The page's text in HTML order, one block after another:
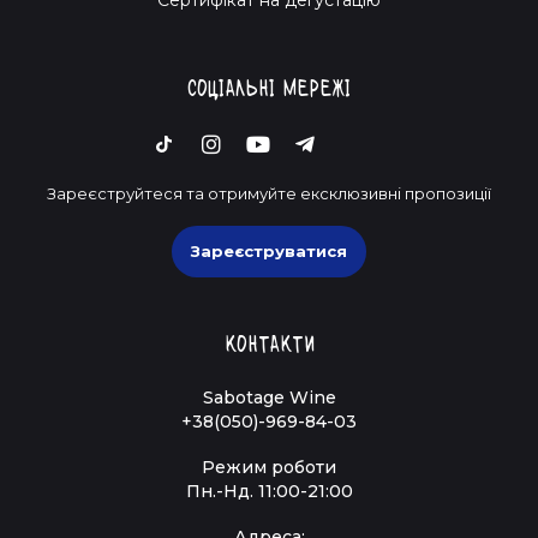
Соціальні мережі
Зареєструйтеся та отримуйте ексклюзивні пропозиції
Зареєструватися
Контакти
Sabotage Wine
+38(050)-969-84-03
Режим роботи
Пн.-Нд. 11:00-21:00